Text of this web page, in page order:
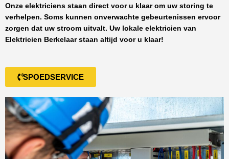
Onze elektriciens staan direct voor u klaar om uw storing te
verhelpen. Soms kunnen onverwachte gebeurtenissen ervoor
zorgen dat uw stroom uitvalt. Uw lokale elektricien van
Elektricien Berkelaarstaan altijd voor u klaar!
SPOEDSERVICE